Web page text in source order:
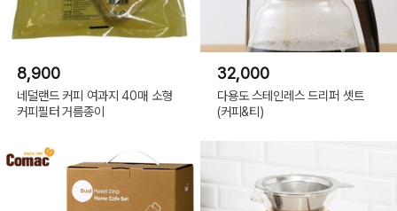
8,900
네덜랜드 커피 여과지 40매 소형
커피필터 거름종이
32,000
다용도 스테인레스 드리퍼 셋트
(커피&티)